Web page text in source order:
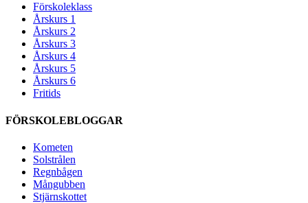
Förskoleklass
Årskurs 1
Årskurs 2
Årskurs 3
Årskurs 4
Årskurs 5
Årskurs 6
Fritids
FÖRSKOLEBLOGGAR
Kometen
Solstrålen
Regnbågen
Mångubben
Stjärnskottet